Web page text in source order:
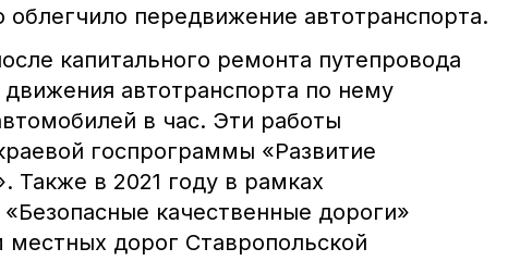
облегчило передвижение автотранспорта.
капитального ремонта путепровода
автотранспорта по нему
в час. Эти работы
госпрограммы «Развитие
Также в 2021 году в рамках
качественные дороги»
дорог Ставропольской